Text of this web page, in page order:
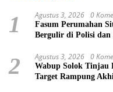
1 Agustus 3, 2026 0
Fasum Perumahan
Bergulir di Polisi dan
2 Agustus 3, 2026 0
Wabup Solok Tinjau
Target Rampung